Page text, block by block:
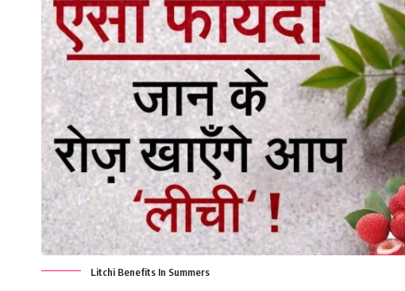
Litchi Benefits In Summers